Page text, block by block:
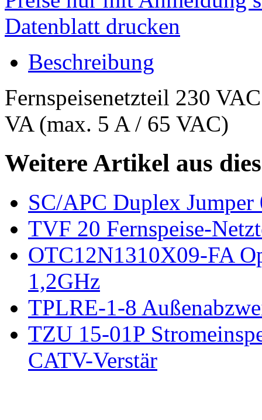
Datenblatt drucken
Beschreibung
Fernspeisenetzteil 230
VA (max. 5 A / 65 VAC)
Weitere Artikel aus
SC/APC Duplex Jumper
TVF 20 Fernspeise-
OTC12N1310X09-FA
1,2GHz
TPLRE-1-8
TZU 15-01P
CATV-Verstär